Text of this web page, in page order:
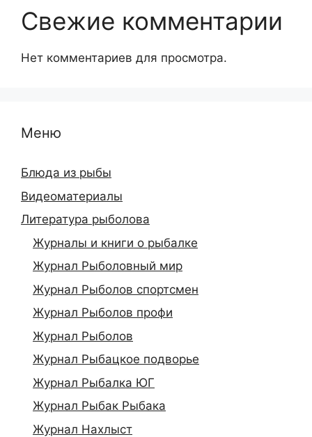
Свежие комментарии
Нет комментариев для просмотра.
Меню
Блюда из рыбы
Видеоматериалы
Литература рыболова
Журналы и книги о рыбалке
Журнал Рыболовный мир
Журнал Рыболов спортсмен
Журнал Рыболов профи
Журнал Рыболов
Журнал Рыбацкое подворье
Журнал Рыбалка ЮГ
Журнал Рыбак Рыбака
Журнал Нахлыст